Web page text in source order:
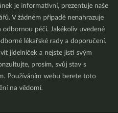
je informativní, prezentuje naše
V žádném případě nenahrazuje
péči. Jakékoliv uvedené
lékařské rady a doporučení.
jídelníček a nejste jistí svým
prosím, svůj stav s
Používáním webu berete toto
na vědomí.